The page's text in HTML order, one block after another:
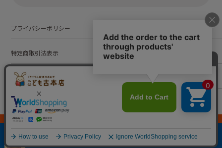
プライバシーポリシー
特定商取引法表示
お問い合わせ
© Kodomofuruhonten. all rights reserved.